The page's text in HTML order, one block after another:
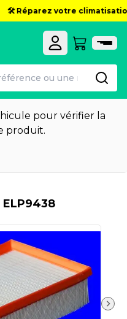
🛠️ Réparez votre
pour vérifier la
produit.
ELP9438